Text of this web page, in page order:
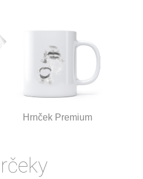
Hrnček Premium